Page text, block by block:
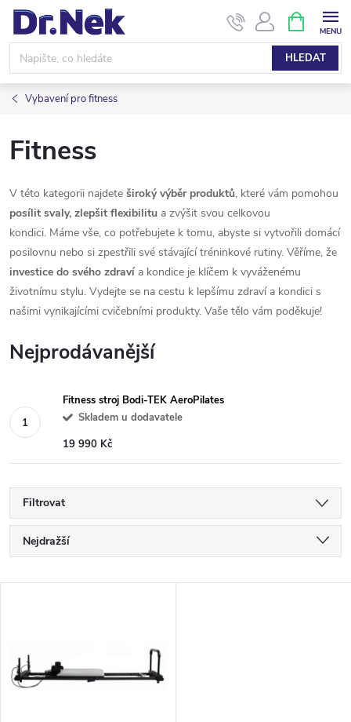
Přejít
obsah
HLEDAT
NÁKUPNÍ
KOŠÍK
Vybavení pro fitness
Fitness
V této kategorii najdete široký výběr produktů, které vám pomohou
posílit svaly, zlepšit flexibilitu a zvýšit svou celkovou
kondici. Máme vše, co potřebujete k tomu, abyste si vytvořili domácí
posilovnu nebo si zpestřili své stávající tréninkové rutiny. Věříme, že
investice do svého zdraví a kondice je klíčem k vyváženému
životnímu stylu. Vydejte se na cestu k lepšímu zdraví a kondici s
našimi vynikajícími cvičebními produkty. Vaše tělo vám poděkuje!
Nejprodávanější
Fitness stroj Bodi-TEK AeroPilates
Skladem u dodavatele
19 990 Kč
Filtrovat
Ř
a
e
n
Nejdražší
p